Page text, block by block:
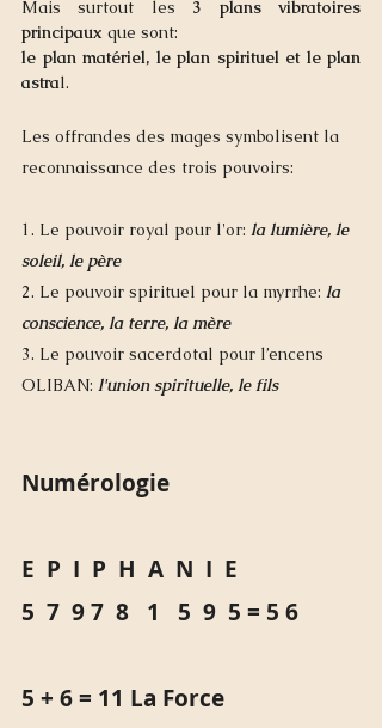
Mais surtout les 3 plans vibratoires
principaux que sont:
le plan matériel, le plan spirituel et le plan
astral.
Les offrandes des mages symbolisent la
reconnaissance des trois pouvoirs:
1. Le pouvoir royal pour l'or: la lumière, le
soleil, le père
2. Le pouvoir spirituel pour la myrrhe: la
conscience, la terre, la mère
3. Le pouvoir sacerdotal pour l’encens
OLIBAN: l'union spirituelle, le fils
Numérologie
E  P  I  P  H  A  N  I  E
5  7  9 7  8   1   5  9  5 = 5 6
5 + 6 = 11 La Force